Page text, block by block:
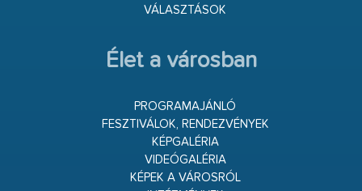
VÁLASZTÁSOK
Élet a városban
PROGRAMAJÁNLÓ
FESZTIVÁLOK, RENDEZVÉNYEK
KÉPGALÉRIA
VIDEÓGALÉRIA
KÉPEK A VÁROSRÓL